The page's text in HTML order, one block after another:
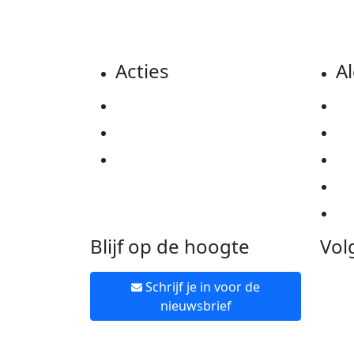
Acties
Blijf op de hoogte
Schrijf je in voor de
nieuwsbrief